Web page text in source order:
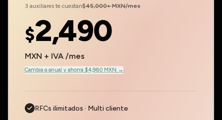
3 auxiliares te cuestan$45,000+ MXN/mes
$2,490
MXN + IVA /mes
Cambia a anual y ahorra $4,980 MXN →
RFCs ilimitados · Multi cliente